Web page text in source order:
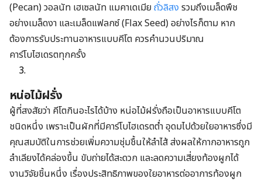
(Pecan) วอลนัท เฮเซลนัท แมคาเดเมียถั่วลิสง รวมถึงเมล็ดพืช
อย่างเมล็ดงา และเมล็ดแฟลกซ์ (Flax Seed)อย่างไรก็ตาม หาก
ต้องการรับประทานอาหารแบบคีโต ควรคำนวนปริมาณ
คาร์โบไฮเดรตทุกครั้ง
หน่อไม้ฝรั่ง
ผู้ที่สงสัยว่า คีโตกินอะไรได้บ้าง หน่อไม้ฝรั่งถือเป็นอาหารแบบคีโต
ชนิดหนึ่ง เพราะเป็นผักที่มีคาร์โบไฮเดรตต่ำ อุดมไปด้วยใยอาหารซึ่งมี
คุณสมบัติในการช่วยเพิ่มความชุ่มชื้นให้ลำไส้ ส่งผลให้กากอาหารถูก
ลำเลียงได้คล่องขึ้น ขับถ่ายได้สะดวก และลดความเสี่ยงท้องผูกได้
งานวิจัยชิ้นหนึ่ง เรื่องประสิทธิภาพของใยอาหารต่ออาการท้องผูก